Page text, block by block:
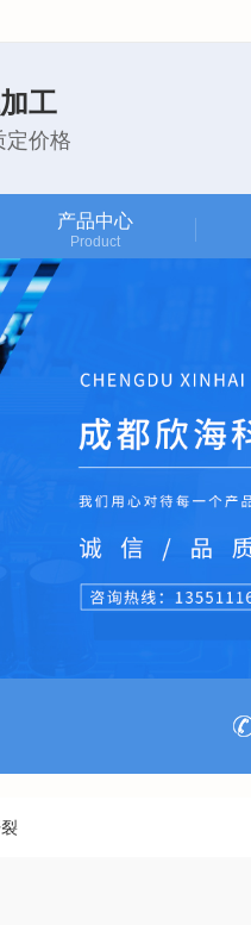
工
定价格
产品中心
Product